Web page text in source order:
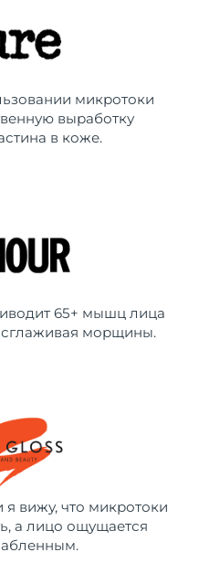
микротоки
выработку
в коже.
65+ мышц лица
сглаживая морщины.
вижу, что микротоки
а лицо ощущается